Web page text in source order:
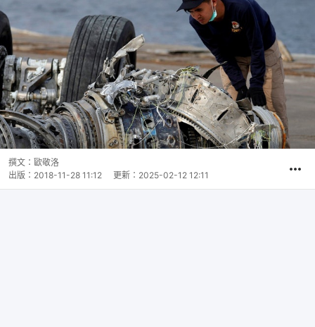
撰文： 歐敬洛
出版： 2018-11-28 11:12 更新： 2025-02-12 12:11